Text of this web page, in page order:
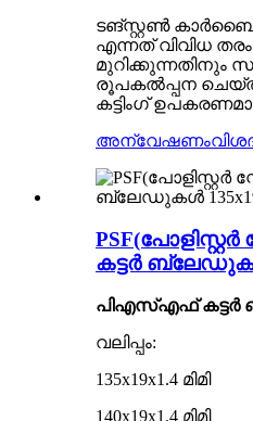
ടങ്സ്റ്റൺ
എന്നത് വിവിധ
മുറിക്കുന്നതിനും
രൂപകൽപ്പന
കട്ടിംഗ്
അന്വേഷണം
കട്ടർ ബ്ലേഡുകൾ
പി‌എസ്‌എഫ്
വലിപ്പം:
135x19x1.4 മിമി
140x19x1.4 മിമി